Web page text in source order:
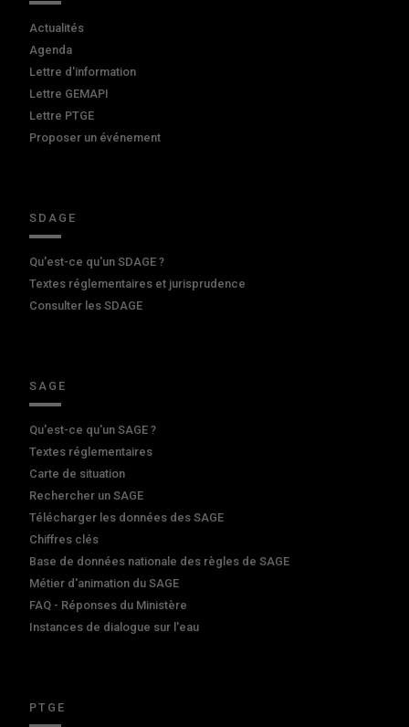
Actualités
Agenda
Lettre d'information
Lettre GEMAPI
Lettre PTGE
Proposer un événement
SDAGE
Qu'est-ce qu'un SDAGE ?
Textes réglementaires et jurisprudence
Consulter les SDAGE
SAGE
Qu'est-ce qu'un SAGE ?
Textes réglementaires
Carte de situation
Rechercher un SAGE
Télécharger les données des SAGE
Chiffres clés
Base de données nationale des règles de SAGE
Métier d'animation du SAGE
FAQ - Réponses du Ministère
Instances de dialogue sur l'eau
PTGE